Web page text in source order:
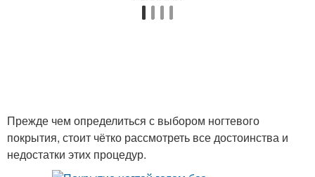
Прежде чем определиться с выбором ногтевого
покрытия, стоит чётко рассмотреть все достоинства и
недостатки этих процедур.